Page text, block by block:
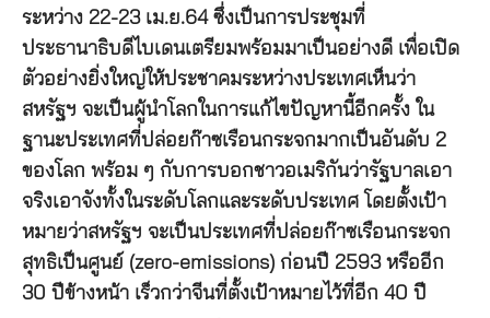
ระหว่าง 22-23 เม.ย.64 ซึ่งเป็นการประชุมที่
ประธานาธิบดีไบเดนเตรียมพร้อมมาเป็นอย่างดี เพื่อเปิด
ตัวอย่างยิ่งใหญ่ให้ประชาคมระหว่างประเทศเห็นว่า
สหรัฐฯ จะเป็นผู้นำโลกในการแก้ไขปัญหานี้อีกครั้ง ใน
ฐานะประเทศที่ปล่อยก๊าซเรือนกระจกมากเป็นอันดับ 2
ของโลก พร้อม ๆ กับการบอกชาวอเมริกันว่ารัฐบาลเอา
จริงเอาจังทั้งในระดับโลกและระดับประเทศ โดยตั้งเป้า
หมายว่าสหรัฐฯ จะเป็นประเทศที่ปล่อยก๊าซเรือนกระจก
สุทธิเป็นศูนย์ (zero-emissions) ก่อนปี 2593 หรืออีก
30 ปีข้างหน้า เร็วกว่าจีนที่ตั้งเป้าหมายไว้ที่อีก 40 ปี